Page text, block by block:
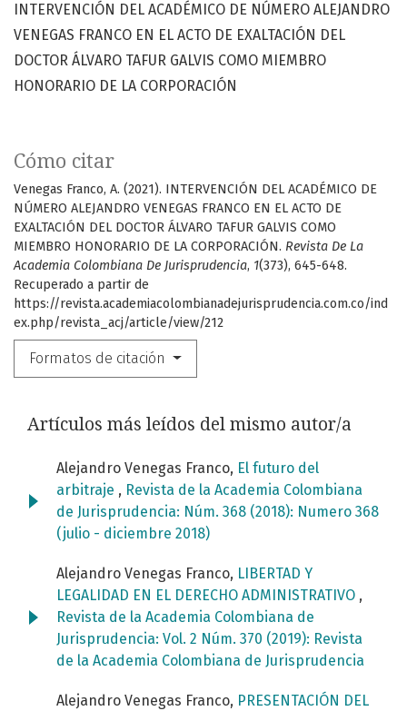
Cómo citar
Venegas Franco, A. (2021). INTERVENCIÓN DEL ACADÉMICO DE
NÚMERO ALEJANDRO VENEGAS FRANCO EN EL ACTO DE
EXALTACIÓN DEL DOCTOR ÁLVARO TAFUR GALVIS COMO
MIEMBRO HONORARIO DE LA CORPORACIÓN. Revista De La
Academia Colombiana De Jurisprudencia, 1(373), 645-648.
Recuperado a partir de
https://revista.academiacolombianadejurisprudencia.com.co/ind
ex.php/revista_acj/article/view/212
Formatos de citación
INTERVENCIÓN DEL ACADÉMICO DE NÚMERO ALEJANDRO
VENEGAS FRANCO EN EL ACTO DE EXALTACIÓN DEL
DOCTOR ÁLVARO TAFUR GALVIS COMO MIEMBRO
HONORARIO DE LA CORPORACIÓN
Artículos más leídos del mismo autor/a
Alejandro Venegas Franco, El futuro del
arbitraje , Revista de la Academia Colombiana
de Jurisprudencia: Núm. 368 (2018): Numero 368
(julio - diciembre 2018)
Alejandro Venegas Franco, LIBERTAD Y
LEGALIDAD EN EL DERECHO ADMINISTRATIVO ,
Revista de la Academia Colombiana de
Jurisprudencia: Vol. 2 Núm. 370 (2019): Revista
de la Academia Colombiana de Jurisprudencia
Alejandro Venegas Franco, PRESENTACIÓN DEL